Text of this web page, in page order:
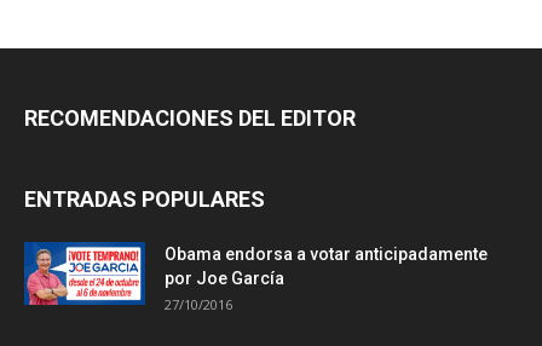
RECOMENDACIONES DEL EDITOR
ENTRADAS POPULARES
Obama endorsa a votar anticipadamente
por Joe García
27/10/2016